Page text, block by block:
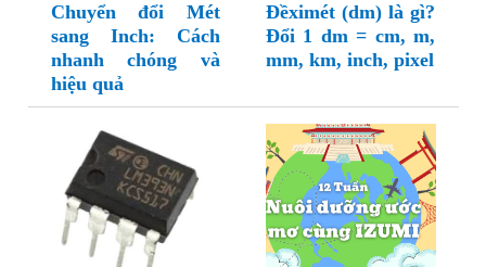
Chuyển đổi Mét
sang Inch: Cách
nhanh chóng và
hiệu quả
Đềximét (dm) là gì?
Đổi 1 dm = cm, m,
mm, km, inch, pixel